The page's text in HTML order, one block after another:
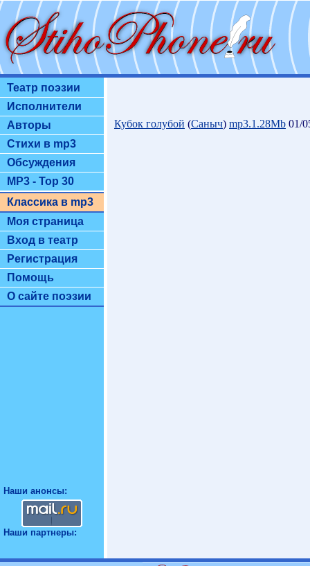
Театр поэзии
Исполнители
Авторы
Стихи в mp3
Обсуждения
MP3 - Top 30
Классика в mp3
Моя страница
Вход в театр
Регистрация
Помощь
О сайте поэзии
Наши анонсы:
Наши партнеры:
Кубок голубой (Саныч) mp3.1.28Mb 01/